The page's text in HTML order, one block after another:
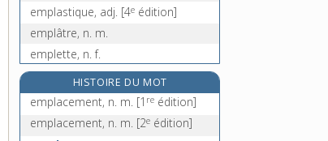
emplastique, adj. [4e édition]
emplâtre, n. m.
emplette, n. f.
emplir, v. tr.
emplissage, n. m.
emploi, n. m.
HISTOIRE DU MOT
emplacement, n. m. [1 re édition]
emplacement, n. m. [2e édition]